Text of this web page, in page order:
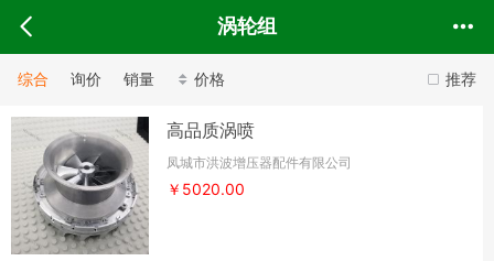
涡轮组
推荐
综合 询价 销量 价格
高品质涡喷
凤城市洪波增压器配件有限公司
￥5020.00